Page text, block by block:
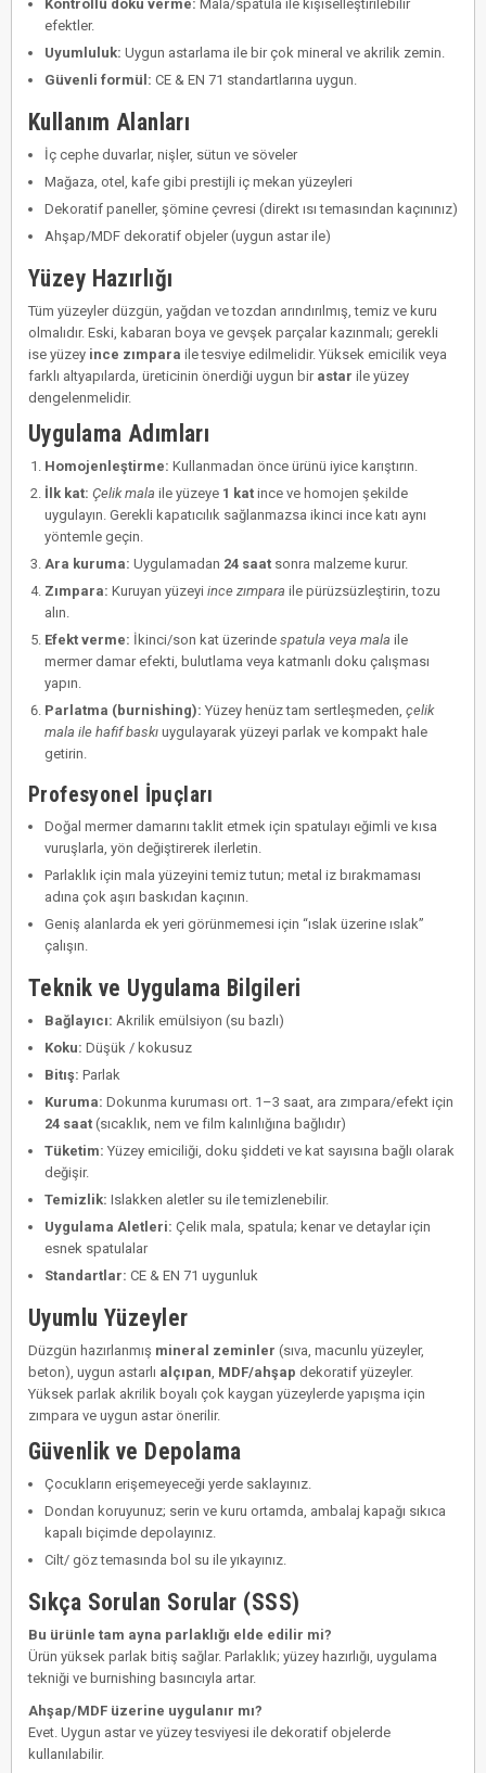
Kontrollü doku verme: Mala/spatula ile kişiselleştirilebilir
efektler.
Uyumluluk: Uygun astarlama ile bir çok mineral ve akrilik zemin.
Güvenli formül: CE & EN 71 standartlarına uygun.
Kullanım Alanları
İç cephe duvarlar, nişler, sütun ve söveler
Mağaza, otel, kafe gibi prestijli iç mekan yüzeyleri
Dekoratif paneller, şömine çevresi (direkt ısı temasından kaçınınız)
Ahşap/MDF dekoratif objeler (uygun astar ile)
Yüzey Hazırlığı
Tüm yüzeyler düzgün, yağdan ve tozdan arındırılmış, temiz ve kuru
olmalıdır. Eski, kabaran boya ve gevşek parçalar kazınmalı; gerekli
ise yüzey ince zımpara ile tesviye edilmelidir. Yüksek emicilik veya
farklı altyapılarda, üreticinin önerdiği uygun bir astar ile yüzey
dengelenmelidir.
Uygulama Adımları
Homojenleştirme: Kullanmadan önce ürünü iyice karıştırın.
İlk kat: Çelik mala ile yüzeye 1 kat ince ve homojen şekilde
uygulayın. Gerekli kapatıcılık sağlanmazsa ikinci ince katı aynı
yöntemle geçin.
Ara kuruma: Uygulamadan 24 saat sonra malzeme kurur.
Zımpara: Kuruyan yüzeyi ince zımpara ile pürüzsüzleştirin, tozu
alın.
Efekt verme: İkinci/son kat üzerinde spatula veya mala ile
mermer damar efekti, bulutlama veya katmanlı doku çalışması
yapın.
Parlatma (burnishing): Yüzey henüz tam sertleşmeden, çelik
mala ile hafif baskı uygulayarak yüzeyi parlak ve kompakt hale
getirin.
Profesyonel İpuçları
Doğal mermer damarını taklit etmek için spatulayı eğimli ve kısa
vuruşlarla, yön değiştirerek ilerletin.
Parlaklık için mala yüzeyini temiz tutun; metal iz bırakmaması
adına çok aşırı baskıdan kaçının.
Geniş alanlarda ek yeri görünmemesi için “ıslak üzerine ıslak”
çalışın.
Teknik ve Uygulama Bilgileri
Bağlayıcı: Akrilik emülsiyon (su bazlı)
Koku: Düşük / kokusuz
Bitış: Parlak
Kuruma: Dokunma kuruması ort. 1–3 saat, ara zımpara/efekt için
24 saat (sıcaklık, nem ve film kalınlığına bağlıdır)
Tüketim: Yüzey emiciliği, doku şiddeti ve kat sayısına bağlı olarak
değişir.
Temizlik: Islakken aletler su ile temizlenebilir.
Uygulama Aletleri: Çelik mala, spatula; kenar ve detaylar için
esnek spatulalar
Standartlar: CE & EN 71 uygunluk
Uyumlu Yüzeyler
Düzgün hazırlanmış mineral zeminler (sıva, macunlu yüzeyler,
beton), uygun astarlı alçıpan MDF/ahşap dekoratif yüzeyler.
Yüksek parlak akrilik boyalı çok kaygan yüzeylerde yapışma için
zımpara ve uygun astar önerilir.
Güvenlik ve Depolama
Çocukların erişemeyeceği yerde saklayınız.
Dondan koruyunuz; serin ve kuru ortamda, ambalaj kapağı sıkıca
kapalı biçimde depolayınız.
Cilt/ göz temasında bol su ile yıkayınız.
Sıkça Sorulan Sorular (SSS)
Bu ürünle tam ayna parlaklığı elde edilir mi?
Ürün yüksek parlak bitiş sağlar. Parlaklık; yüzey hazırlığı, uygulama
tekniği ve burnishing basıncıyla artar.
Ahşap/MDF üzerine uygulanır mı?
Evet. Uygun astar ve yüzey tesviyesi ile dekoratif objelerde
kullanılabilir.